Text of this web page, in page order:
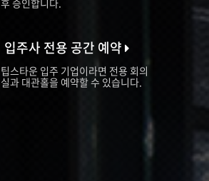
후 승인합니다.
입주사 전용 공간 예약
팁스타운 입주 기업이라면 전용 회의
실과 대관홀을 예약할 수 있습니다.